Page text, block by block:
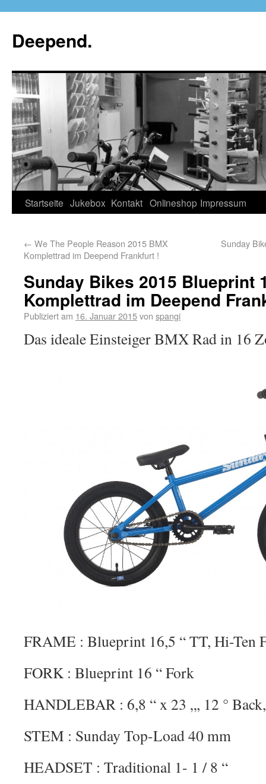
Deepend.
Startseite Jukebox Kontakt Onlineshop Impressum
← We The People Reason 2015 BMX
Komplettrad im Deepend Frankfurt !
Sunday
Sunday Bikes 2015 Blueprint
Komplettrad im Deepend
Publiziert am 16. Januar 2015von spangi
Das ideale Einsteiger BMX Rad in 16
FRAME : Blueprint 16,5 “ TT, Hi-Ten
FORK : Blueprint 16 “ Fork
HANDLEBAR : 6,8 “ x 23 „, 12 °
STEM : Sunday Top-Load 40 mm
HEADSET : Traditional 1- 1 / 8 “